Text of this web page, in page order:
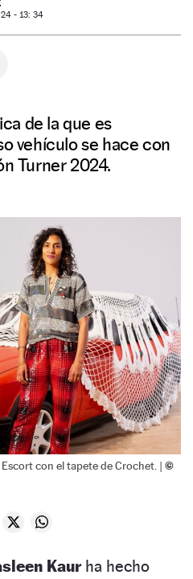
24 - 13: 34
de la que es
vehículo se hace con
Turner 2024.
con el tapete de Crochet. | ©
Kaurha hecho